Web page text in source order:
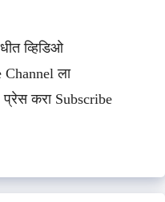
व्हिडिओ
Channel ला
करा Subscribe